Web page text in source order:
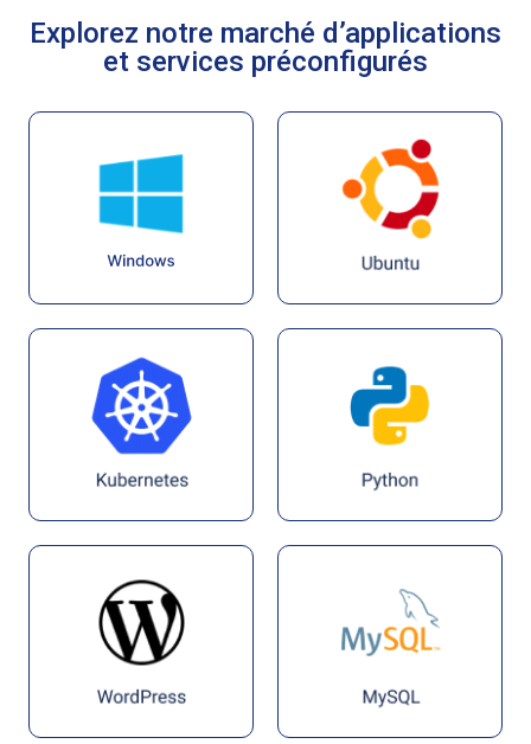
Explorez notre marché d’applications
et services préconfigurés